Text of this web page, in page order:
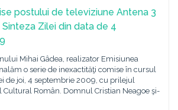
postului de televiziune Antena 3
Sinteza Zilei din data de 4
Mihai Gâdea, realizator Emisiunea
o serie de inexactităţi comise în cursul
de joi, 4 septembrie 2009, cu prilejul
Român. Domnul Cristian Neagoe şi-